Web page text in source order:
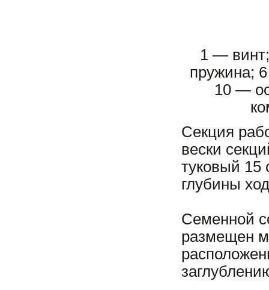
1 —
пружина;
10 —
Секция
вески
туковый 15
глубины
Семенной
размещен